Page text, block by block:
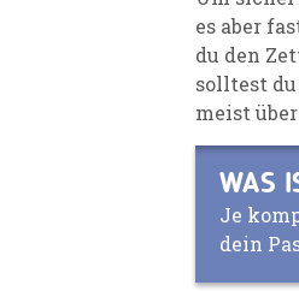
es aber
du den
solltest
meist
WAS
Je
dein